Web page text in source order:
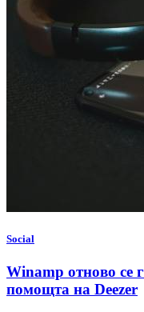
Social
Winamp отново се
помощта на Deezer